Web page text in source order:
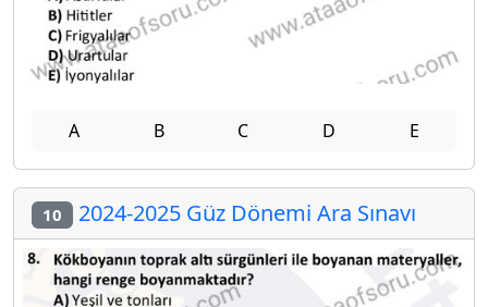
A B C D E
10 2024-2025 Güz Dönemi Ara Sınavı